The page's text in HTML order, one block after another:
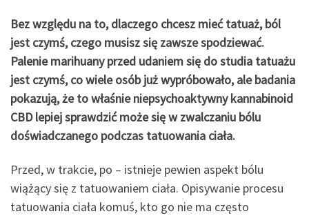
Bez względu na to, dlaczego chcesz mieć tatuaż, ból
jest czymś, czego musisz się zawsze spodziewać.
Palenie marihuany przed udaniem się do studia tatuażu
jest czymś, co wiele osób już wypróbowało, ale badania
pokazują, że to właśnie niepsychoaktywny kannabinoid
CBD lepiej sprawdzić może się w zwalczaniu bólu
doświadczanego podczas tatuowania ciała.
Przed, w trakcie, po – istnieje pewien aspekt bólu
wiążący się z tatuowaniem ciała. Opisywanie procesu
tatuowania ciała komuś, kto go nie ma często